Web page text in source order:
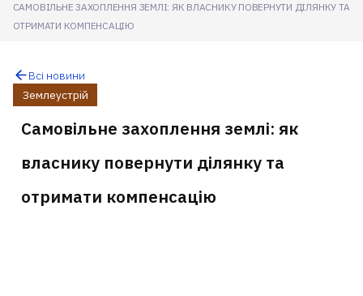
САМОВІЛЬНЕ ЗАХОПЛЕННЯ ЗЕМЛІ: ЯК ВЛАСНИКУ ПОВЕРНУТИ ДІЛЯНКУ ТА
ОТРИМАТИ КОМПЕНСАЦІЮ
Всі новини
Землеустрій
Самовільне захоплення землі: як
власнику повернути ділянку та
отримати компенсацію